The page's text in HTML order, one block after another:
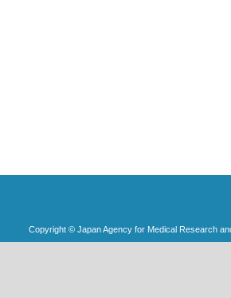
Copyright © Japan Agency for Medical Research